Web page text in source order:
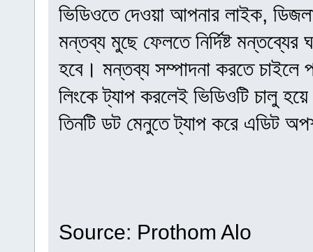
ভিডিওতে দেওয়া আপনার লাইক,
মন্তব্য মুছে ফেলতে নির্দিষ্ট মন্তব্যের
হবে। মন্তব্য সম্পাদনা করতে চাইলে
লিংকে ট্যাপ করলেই ভিডিওটি চালু
তিনটি ডট মেনুতে ট্যাপ করে এডিট
Source: Prothom Alo